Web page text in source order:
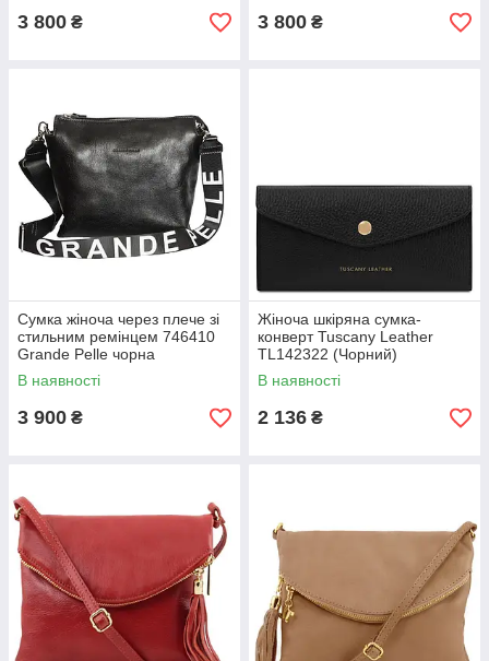
3 800 ₴ 3 800 ₴
Сумка жіноча через плече зі
стильним ремінцем 746410
Grande Pelle чорна
В наявності
3 900 ₴
Жіноча шкіряна сумка-
конверт Tuscany Leather
TL142322 (Чорний)
В наявності
2 136 ₴